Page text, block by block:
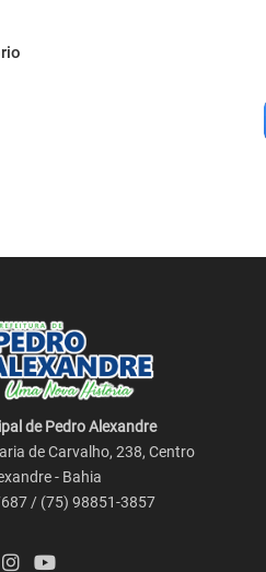
de Pedro Alexandre
de Carvalho, 238, Centro
- Bahia
/ (75) 98851-3857